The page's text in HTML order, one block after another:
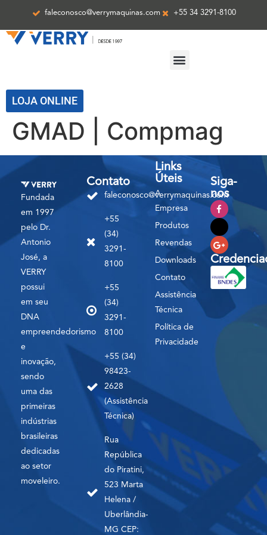
faleconosco@verrymaquinas.com +55 34 3291-8100
LOJA ONLINE
GMAD | Compmag
Fundada
em 1997
pelo Dr.
Antonio
José, a
VERRY
possui
em seu
DNA
empreendedorismo
e
inovação,
sendo
uma das
primeiras
indústrias
brasileiras
dedicadas
ao setor
moveleiro.
Contato
faleconosco@verrymaquinas.com
+55
(34)
3291-
8100
+55
(34)
3291-
8100
+55 (34)
98423-
2628
(Assistência
Técnica)
Rua
República
do Piratini,
523 Marta
Helena /
Uberlândia-
MG CEP:
Links
Úteis
A
Empresa
Produtos
Revendas
Downloads
Contato
Assistência
Técnica
Política de
Privacidade
Siga-
nos